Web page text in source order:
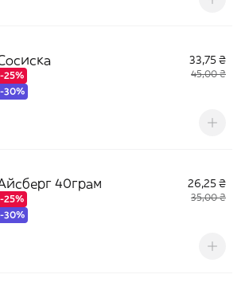
-25%
-30%
33,75 ₴
45,00 ₴
40грам
-25%
-30%
26,25 ₴
35,00 ₴